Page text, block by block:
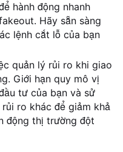
hành động nhanh
Hãy sẵn sàng
lệnh cắt lỗ của bạn
quản lý rủi ro khi giao
Giới hạn quy mô vị
tư của bạn và sử
ro khác để giảm khả
động thị trường đột